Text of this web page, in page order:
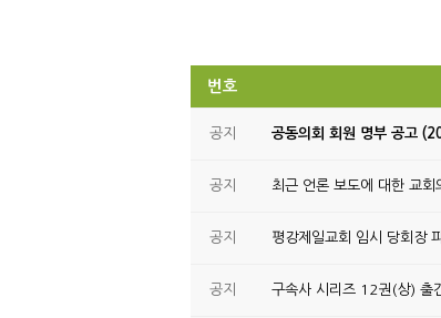
번호
공지 공동의회 회원 명부 공고
공지 최근 언론 보도에 대한 교회
공지 평강제일교회 임시 당회장
공지 구속사 시리즈 12권(상) 출